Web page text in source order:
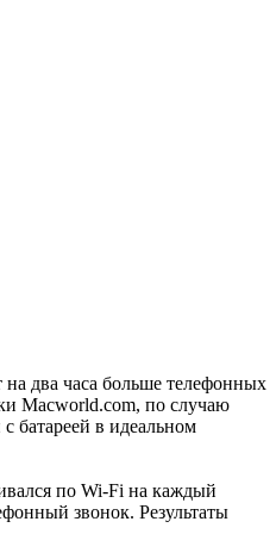
два часа больше телефонных
Macworld.com, по случаю
батареей в идеальном
по Wi-Fi на каждый
звонок. Результаты